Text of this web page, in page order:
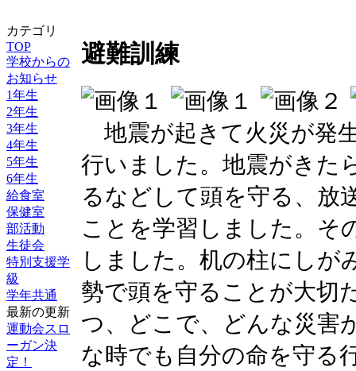
カテゴリ
TOP
学校からの
お知らせ
1年生
2年生
3年生
4年生
5年生
6年生
給食室
保健室
部活動
生徒会
特別支援学
級
学年共通
最新の更新
運動会スロ
ーガン決
定！
避難訓練
地震が起きて火災が発
行いました。地震がきた
るなどして頭を守る、放
ことを学習しました。そ
しました。机の柱にしが
勢で頭を守ることが大切
つ、どこで、どんな災害
な時でも自分の命を守る